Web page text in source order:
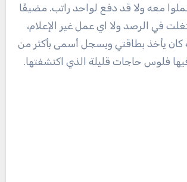
معه ولا قد دفع لواحد راتب. مضيفًا
في الرصد ولا اي عمل غير الإعلام،
كان يأخذ بطاقتي ويسجل أسمى بأكثر من
فلوس حاجات قليلة الذي اكتشفتها.